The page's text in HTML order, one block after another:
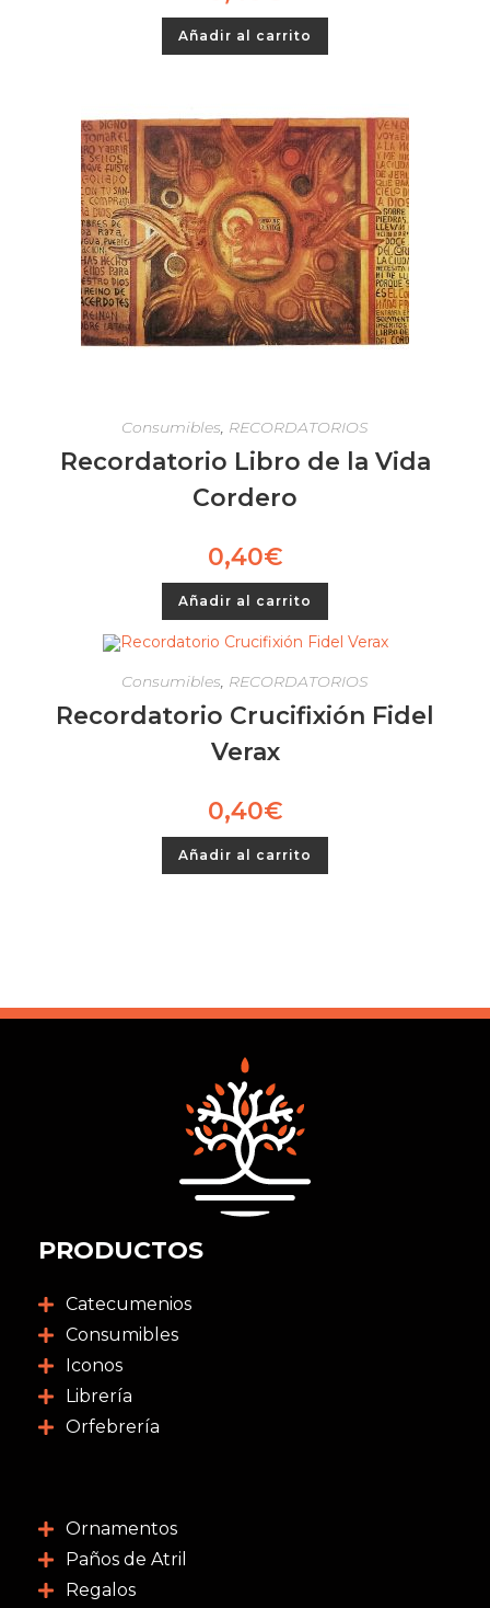
Añadir al carrito
Consumibles, RECORDATORIOS
Recordatorio Libro de la Vida
Cordero
0,40€
Añadir al carrito
Consumibles, RECORDATORIOS
Recordatorio Crucifixión Fidel
Verax
0,40€
Añadir al carrito
PRODUCTOS
Catecumenios
Consumibles
Iconos
Librería
Orfebrería
Ornamentos
Paños de Atril
Regalos